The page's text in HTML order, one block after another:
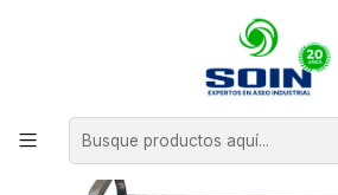
CARROS DE ASEO
CARRO ACERO INOXIDABLE -